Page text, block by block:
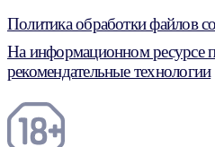
Политика обработки файлов
На информационном ресурсе
рекомендательные технологии